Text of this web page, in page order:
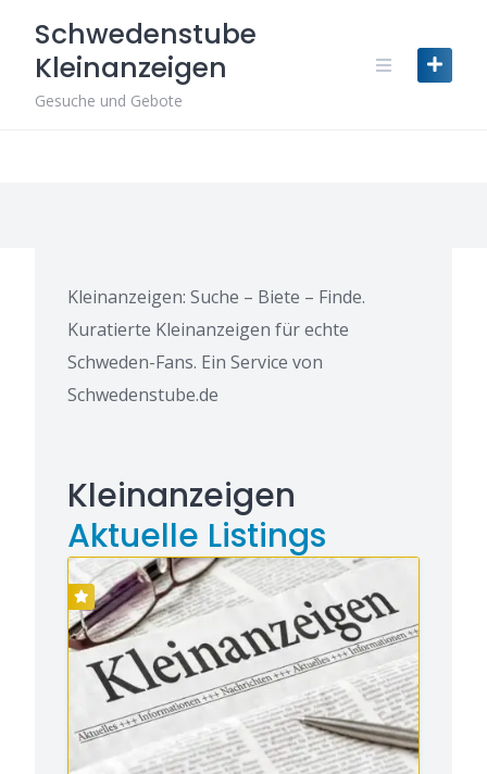
content
Schwedenstube
Kleinanzeigen
Gesuche und Gebote
Kleinanzeigen: Suche – Biete – Finde.
Kuratierte Kleinanzeigen für echte
Schweden-Fans. Ein Service von
Schwedenstube.de
Kleinanzeigen
Aktuelle Listings